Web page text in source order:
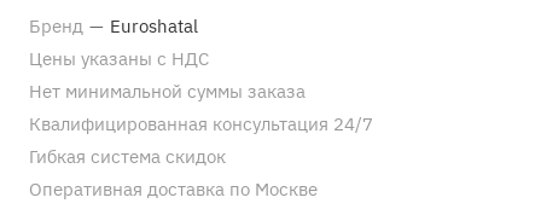
Бренд — Euroshatal
Цены указаны с НДС
Нет минимальной суммы заказа
Квалифицированная консультация 24/7
Гибкая система скидок
Оперативная доставка по Москве